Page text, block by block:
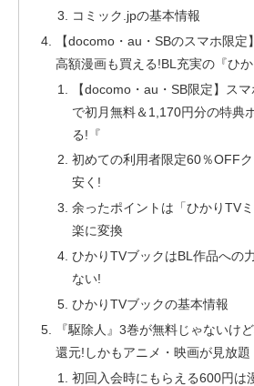
コミック.jpの基本情報
【docomo・au・SBのスマホ限
高額漫画も買える!BL充実の『ひか
【docomo・au・SB限定】ス
で初月無料＆1,170円分の特典
る!『
初めての利用者限定60％OFF
安く!
余ったポイントは「ひかりTV
楽に変換
ひかりTVブックはBL作品への
ない!
ひかりTVブックの基本情報
『駆除人』3巻が無料じゃないけ
還元!しかもアニメ・映画が見放題
初回入会時にもらえる600円は